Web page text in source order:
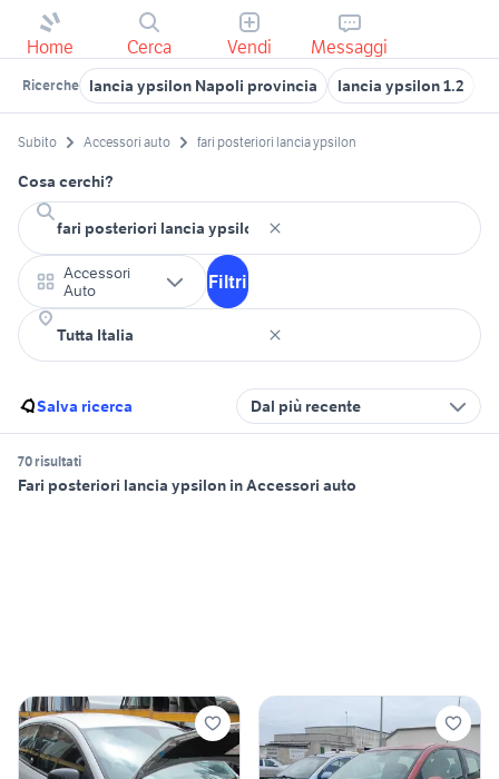
Home Cerca Vendi Messaggi
Ricerche lancia ypsilon Napoli provincia lancia ypsilon 1.2
Subito Accessori auto fari posteriori lancia ypsilon
Cosa cerchi?
Accessori
Auto
Filtri
Salva ricerca Dal più recente
70 risultati
Fari posteriori lancia ypsilon in Accessori auto